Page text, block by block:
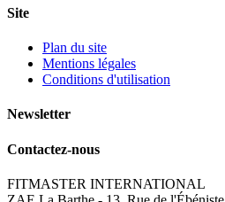
Site
Plan du site
Mentions légales
Conditions d'utilisation
Newsletter
Contactez-nous
FITMASTER INTERNATIONAL